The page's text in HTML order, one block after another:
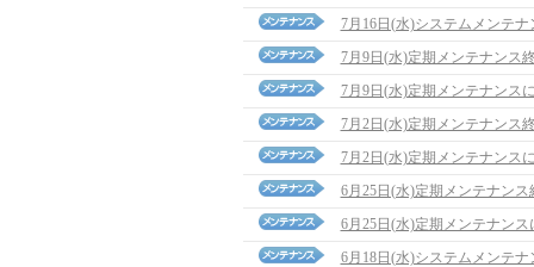
7月16日(水)システムメンテナ
7月9日(水)定期メンテナンス
7月9日(水)定期メンテナンス
7月2日(水)定期メンテナンス
7月2日(水)定期メンテナンス
6月25日(水)定期メンテナン
6月25日(水)定期メンテナンス
6月18日(水)システムメンテ